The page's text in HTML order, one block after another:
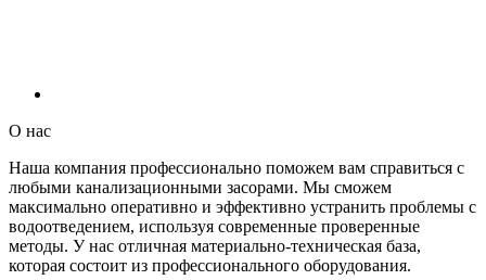
О нас
Наша компания профессионально поможем вам справиться с
любыми канализационными засорами. Мы сможем
максимально оперативно и эффективно устранить проблемы с
водоотведением, используя современные проверенные
методы. У нас отличная материально-техническая база,
которая состоит из профессионального оборудования.